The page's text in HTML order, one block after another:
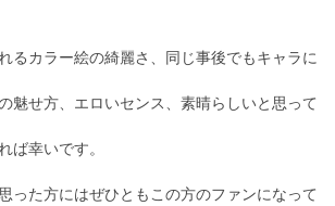
るカラー絵の綺麗さ、同じ事後でもキャラに
魅せ方、エロいセンス、素晴らしいと思って
ば幸いです。
った方にはぜひともこの方のファンになって